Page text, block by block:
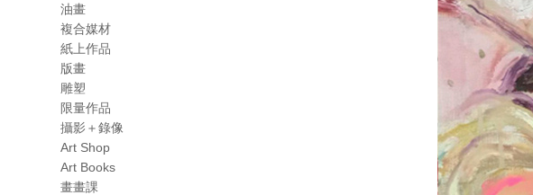
油畫
複合媒材
紙上作品
版畫
雕塑
限量作品
攝影＋錄像
Art Shop
Art Books
畫畫課